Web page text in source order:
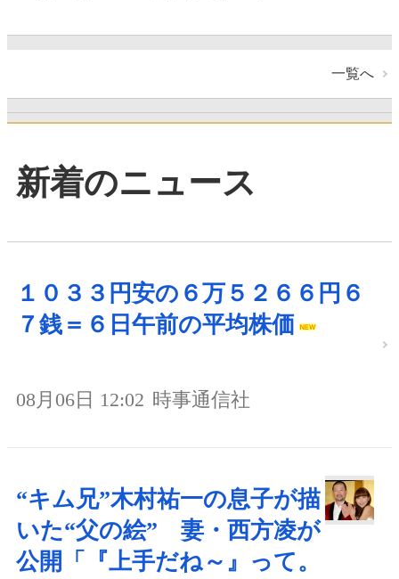
一覧へ
新着のニュース
１０３３円安の６万５２６６円６
７銭＝６日午前の平均株価
08月06日 12:02 時事通信社
“キム兄”木村祐一の息子が描
いた“父の絵” 妻・西方凌が
公開「『上手だね～』って。